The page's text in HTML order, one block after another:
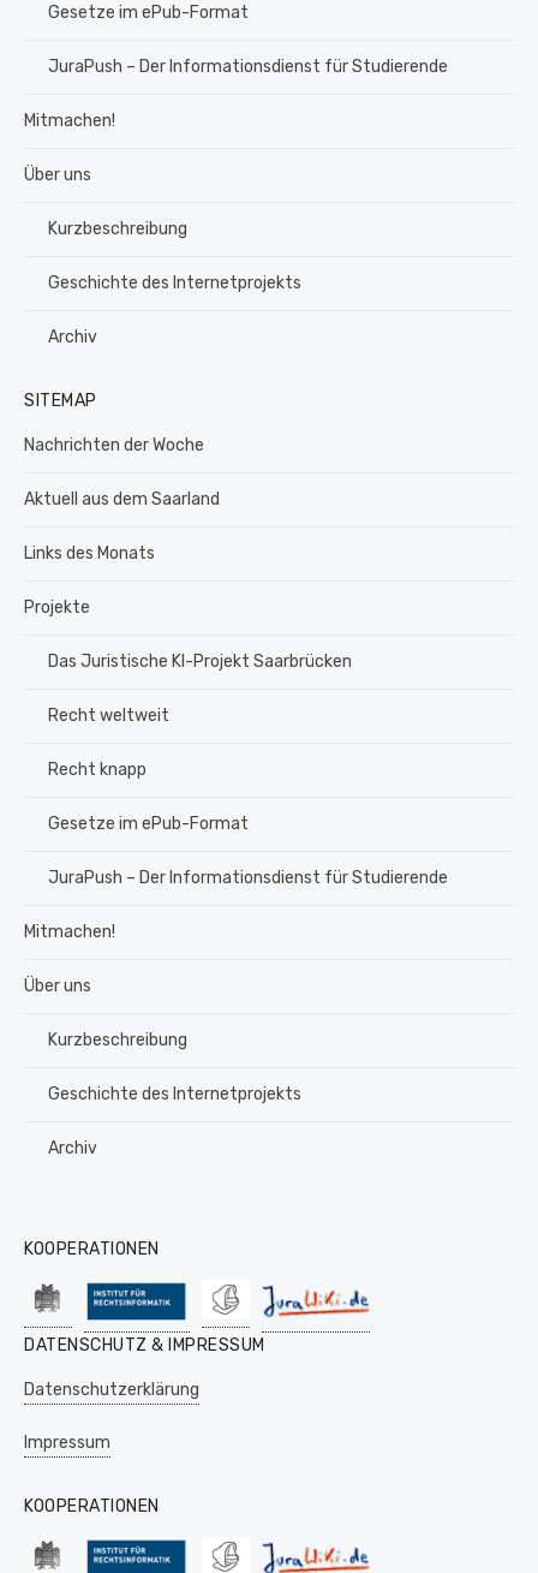
Gesetze im ePub-Format
JuraPush – Der Informationsdienst für Studierende
Mitmachen!
Über uns
Kurzbeschreibung
Geschichte des Internetprojekts
Archiv
SITEMAP
Nachrichten der Woche
Aktuell aus dem Saarland
Links des Monats
Projekte
Das Juristische KI-Projekt Saarbrücken
Recht weltweit
Recht knapp
Gesetze im ePub-Format
JuraPush – Der Informationsdienst für Studierende
Mitmachen!
Über uns
Kurzbeschreibung
Geschichte des Internetprojekts
Archiv
KOOPERATIONEN
DATENSCHUTZ & IMPRESSUM
Datenschutzerklärung
Impressum
KOOPERATIONEN